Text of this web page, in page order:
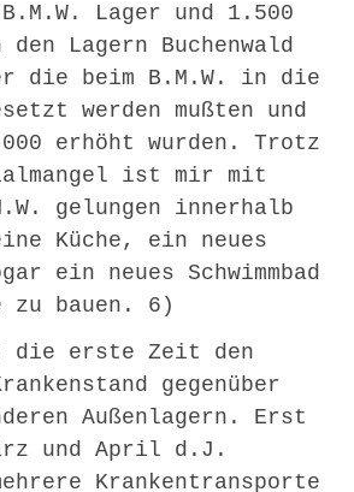
Lager und 1.500
Lagern Buchenwald
die beim B.M.W. in die
werden mußten und
erhöht wurden. Trotz
ist mir mit
gelungen innerhalb
Küche, ein neues
ein neues Schwimmbad
bauen. 6)
die erste Zeit den
gegenüber
Außenlagern. Erst
und April d.J.
Krankentransporte